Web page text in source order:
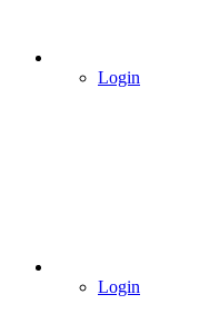
Login
Login